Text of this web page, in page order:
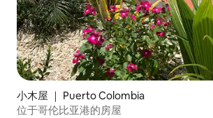
小木屋 ｜ Puerto Colombia
位于哥伦比亚港的房屋